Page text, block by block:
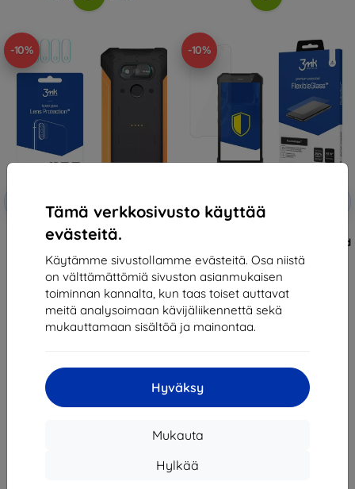
Tämä verkkosivusto käyttää
evästeitä.
Käytämme sivustollamme evästeitä. Osa niistä
on välttämättömiä sivuston asianmukaisen
toiminnan kannalta, kun taas toiset auttavat
meitä analysoimaan kävijäliikennettä sekä
mukauttamaan sisältöä ja mainontaa.
Hyväksy
Mukauta
Hylkää
-10%
kupongilla
3MK Lens Protect MyPhone
Hammer Explorer Plus Eco
Camera lens protection 4 pcs
11,90 €
10,71 €
Varastossa > 5 kpl
-10%
kupongilla
Hammer Explorer Plus Eco Hybrid
Glass
12,90 €
11,61 €
Varastossa > 5 kpl